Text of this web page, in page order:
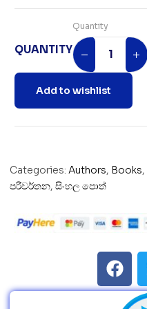
QUANTITY
Quantity
Add to wishlist
Categories: Authors, Books,
පරිවර්තන, සිංහල පොත්